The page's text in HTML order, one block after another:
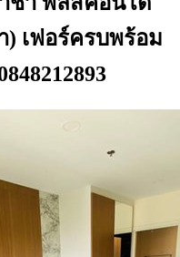
) เฟอร์ครบพร้อม